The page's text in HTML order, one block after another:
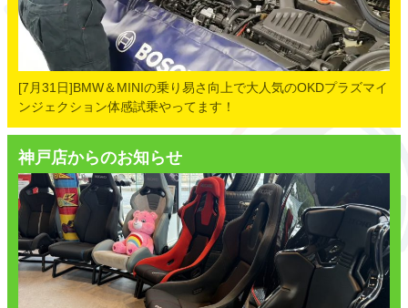
[7月31日]BMW＆MINIの乗り易さ向上で大人気のOKDプラズマイ
ンジェクション体感試乗やってます！
神戸店からのお知らせ